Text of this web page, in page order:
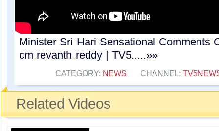
Minister Sri Hari Sensational Comments
cm revanth reddy | TV5.....»»
CATEGORY: NEWS CHANNEL:
Related Videos